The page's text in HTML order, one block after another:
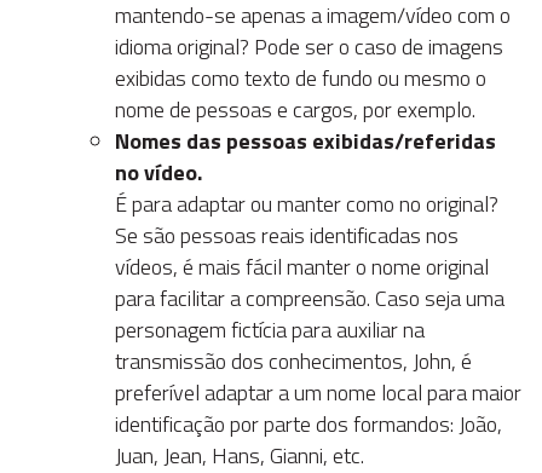
mantendo-se apenas a imagem/vídeo com o
idioma original? Pode ser o caso de imagens
exibidas como texto de fundo ou mesmo o
nome de pessoas e cargos, por exemplo.
Nomes das pessoas exibidas/referidas
no vídeo.
É para adaptar ou manter como no original?
Se são pessoas reais identificadas nos
vídeos, é mais fácil manter o nome original
para facilitar a compreensão. Caso seja uma
personagem fictícia para auxiliar na
transmissão dos conhecimentos, John, é
preferível adaptar a um nome local para maior
identificação por parte dos formandos: João,
Juan, Jean, Hans, Gianni, etc.